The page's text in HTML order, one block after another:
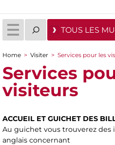
TOUS LES
You are here
Home > Visiter > Services pour les
Services
visiteurs
ACCUEIL ET GUICHET DES
Au guichet vous trouverez
anglais concernant